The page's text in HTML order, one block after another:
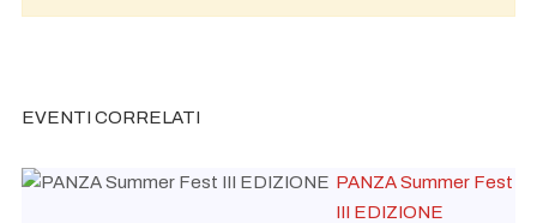
EVENTI CORRELATI
PANZA Summer Fest
III EDIZIONE